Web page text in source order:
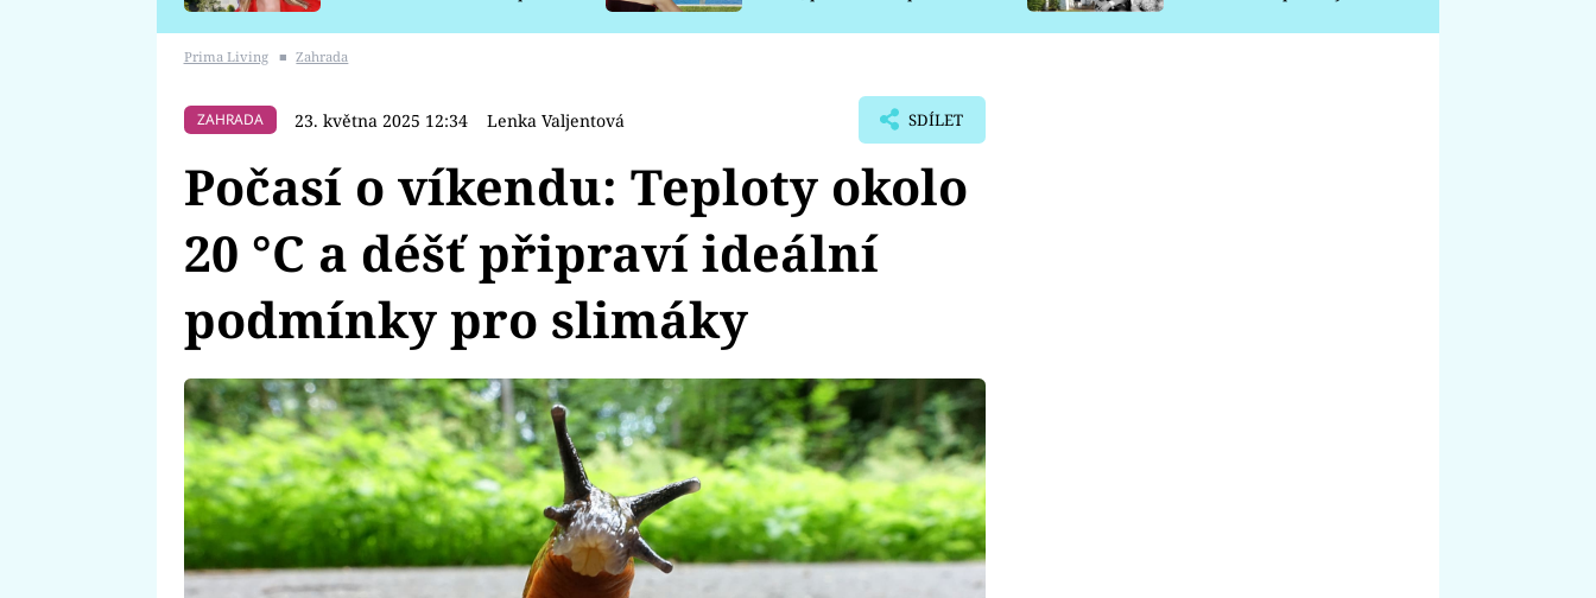
Prima Living ■ Zahrada
ZAHRADA 23. května 2025 12:34 Lenka Valjentová SDÍLET
Počasí o víkendu: Teploty okolo
20 °C a déšť připraví ideální
podmínky pro slimáky